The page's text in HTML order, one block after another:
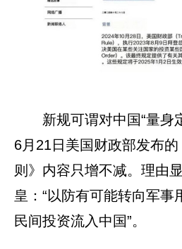
新规可谓对中国“量身
6月21日美国财政部发布
则》内容只增不减。理由
皇：“以防有可能转向军事
民间投资流入中国”。